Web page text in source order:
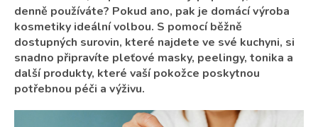
denně používáte? Pokud ano, pak je domácí výroba
kosmetiky ideální volbou. S pomocí běžně
dostupných surovin, které najdete ve své kuchyni, si
snadno připravíte pleťové masky, peelingy, tonika a
další produkty, které vaší pokožce poskytnou
potřebnou péči a výživu.